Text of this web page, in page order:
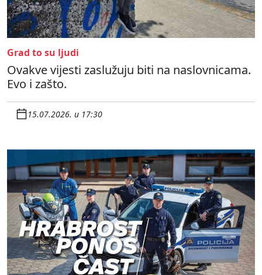
Grad to su ljudi
Ovakve vijesti zaslužuju biti na naslovnicama.
Evo i zašto.
15.07.2026. u 17:30